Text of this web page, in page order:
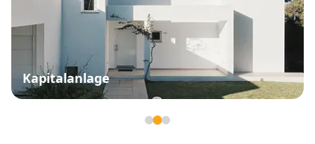
Kapitalanlage